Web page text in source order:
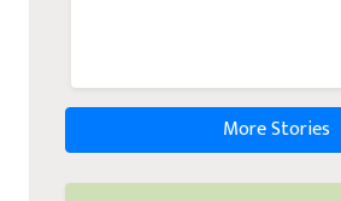
More Stories